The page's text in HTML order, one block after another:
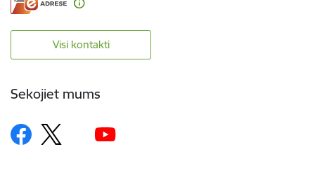
Visi kontakti
Sekojiet mums